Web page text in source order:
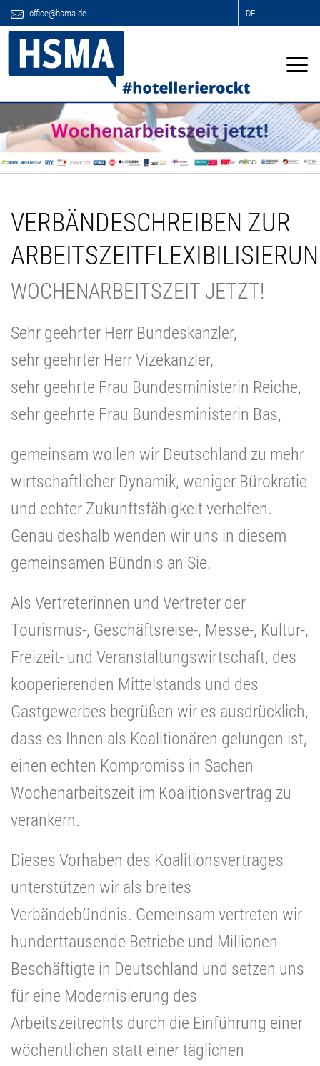
office@hsma.de DE
VERBÄNDESCHREIBEN ZUR
WOCHENARBEITSZEIT JETZT!
Sehr geehrter Herr Bundeskanzler,
sehr geehrter Herr Vizekanzler,
sehr geehrte Frau Bundesministerin Reiche,
sehr geehrte Frau Bundesministerin Bas,
gemeinsam wollen wir Deutschland zu mehr
wirtschaftlicher Dynamik, weniger Bürokratie
und echter Zukunftsfähigkeit verhelfen.
Genau deshalb wenden wir uns in diesem
gemeinsamen Bündnis an Sie.
Als Vertreterinnen und Vertreter der
Tourismus-, Geschäftsreise-, Messe-, Kultur-,
Freizeit- und Veranstaltungswirtschaft, des
kooperierenden Mittelstands und des
Gastgewerbes begrüßen wir es ausdrücklich,
dass es Ihnen als Koalitionären gelungen ist,
einen echten Kompromiss in Sachen
Wochenarbeitszeit im Koalitionsvertrag zu
verankern.
Dieses Vorhaben des Koalitionsvertrages
unterstützen wir als breites
Verbändebündnis. Gemeinsam vertreten wir
hunderttausende Betriebe und Millionen
Beschäftigte in Deutschland und setzen uns
für eine Modernisierung des
Arbeitszeitrechts durch die Einführung einer
wöchentlichen statt einer täglichen